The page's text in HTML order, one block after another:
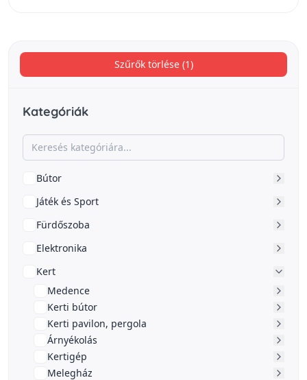
Szűrők törlése (1)
Kategóriák
Bútor
Játék és Sport
Fürdőszoba
Elektronika
Kert
Medence
Kerti bútor
Kerti pavilon, pergola
Árnyékolás
Kertigép
Melegház